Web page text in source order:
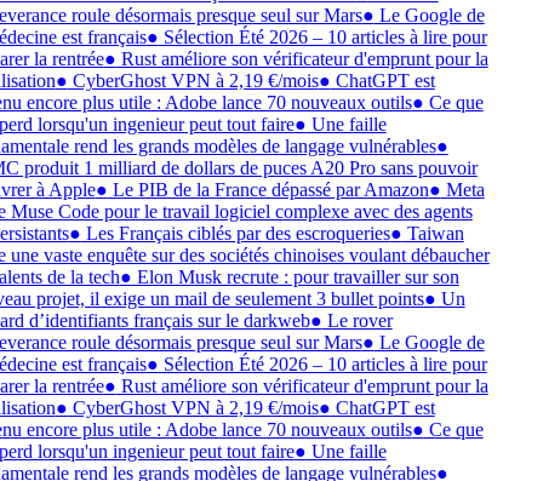
roule désormais presque seul sur Mars●Le Google de
est français●Sélection Été 2026 – 10 articles à lire pour
la rentrée●Rust améliore son vérificateur d'emprunt pour la
●CyberGhost VPN à 2,19 €/mois●ChatGPT est
encore plus utile : Adobe lance 70 nouveaux outils●Ce que
lorsqu'un ingenieur peut tout faire●Une faille
rend les grands modèles de langage vulnérables●
produit 1 milliard de dollars de puces A20 Pro sans pouvoir
à Apple●Le PIB de la France dépassé par Amazon●Meta
Muse Code pour le travail logiciel complexe avec des agents
●Les Français ciblés par des escroqueries●Taiwan
une vaste enquête sur des sociétés chinoises voulant débaucher
de la tech●Elon Musk recrute : pour travailler sur son
projet, il exige un mail de seulement 3 bullet points●Un
d’identifiants français sur le darkweb●Le rover
roule désormais presque seul sur Mars●Le Google de
est français●Sélection Été 2026 – 10 articles à lire pour
la rentrée●Rust améliore son vérificateur d'emprunt pour la
●CyberGhost VPN à 2,19 €/mois●ChatGPT est
encore plus utile : Adobe lance 70 nouveaux outils●Ce que
lorsqu'un ingenieur peut tout faire●Une faille
rend les grands modèles de langage vulnérables●